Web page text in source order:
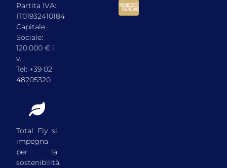
Partita IVA:
IT01932410184
Capitale
Sociale:
120.000 € i.
v.
Tel: +39 02
48205320
Total Fly si
impegna
per la
sostenibilità,